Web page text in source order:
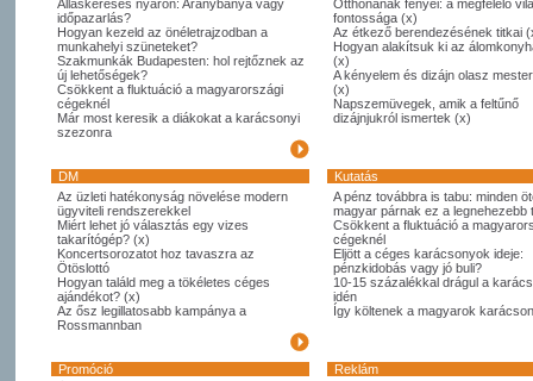
Álláskeresés nyáron: Aranybánya vagy
időpazarlás?
Hogyan kezeld az önéletrajzodban a
munkahelyi szüneteket?
Szakmunkák Budapesten: hol rejtőznek az
új lehetőségek?
Csökkent a fluktuáció a magyarországi
cégeknél
Már most keresik a diákokat a karácsonyi
szezonra
Otthonának fényei: a megfelelő
fontossága (x)
Az étkező berendezésének titkai
Hogyan alakítsuk ki az
(x)
A kényelem és dizájn olasz
(x)
Napszemüvegek, amik a feltűnő
dizájnjukról ismertek (x)
DM
Kutatás
Az üzleti hatékonyság növelése modern
ügyviteli rendszerekkel
Miért lehet jó választás egy vizes
takarítógép? (x)
Koncertsorozatot hoz tavaszra az
Ötöslottó
Hogyan találd meg a tökéletes céges
ajándékot? (x)
Az ősz legillatosabb kampánya a
Rossmannban
A pénz továbbra is tabu: minden
magyar párnak ez a legnehezebb
Csökkent a fluktuáció a
cégeknél
Eljött a céges karácsonyok ideje:
pénzkidobás vagy jó buli?
10-15 százalékkal drágul a
idén
Így költenek a magyarok
Promóció
Reklám